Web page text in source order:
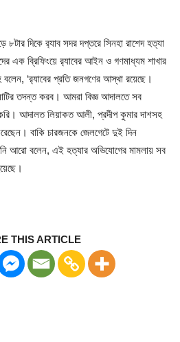
৮টার দিকে র‌্যাব সদর দপ্তরে সিনহা রাশেদ হত্যা
এক ব্রিফিংয়ে র‌্যাবের আইন ও গণমাধ্যম শাখার
‘র‌্যাবের প্রতি জনগণের আস্থা রয়েছে।
তদন্ত করব। আমরা বিজ্ঞ আদালতে সব
আদালত লিয়াকত আলী, প্রদীপ কুমার দাশসহ
বাকি চারজনকে জেলগেটে দুই দিন
আরো বলেন, এই হত্যার অভিযোগের মামলায় সব
THIS ARTICLE